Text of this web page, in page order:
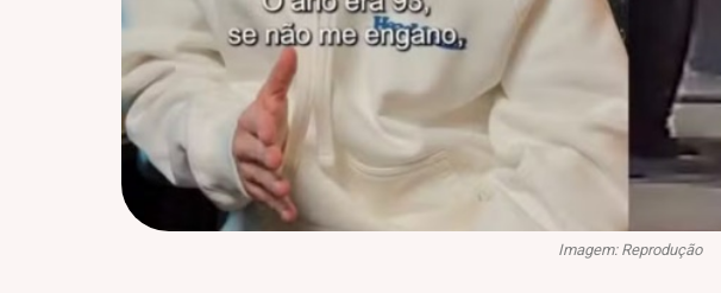
Imagem: Reprodução